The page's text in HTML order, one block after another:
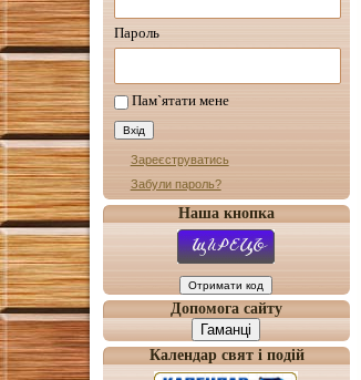
Пароль
Пам`ятати мене
Зареєструватись
Забули пароль?
Наша кнопка
Допомога сайту
Гаманці
Календар свят і подій